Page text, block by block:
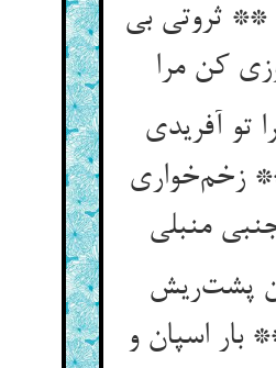
** ثروتی بی
کن مرا
تو آفریدی
زخم‌خواری
منبلی
پشت‌ریش
بار اسپان و